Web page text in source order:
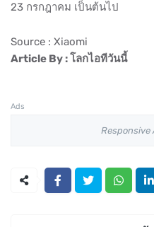
23 กรกฎาคม เป็นต้นไป
Source : Xiaomi
Article By : โลกไอทีวันนี้
Ads